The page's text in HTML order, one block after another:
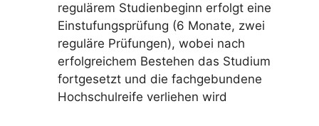
regulärem Studienbeginn erfolgt eine
Einstufungsprüfung (6 Monate, zwei
reguläre Prüfungen), wobei nach
erfolgreichem Bestehen das Studium
fortgesetzt und die fachgebundene
Hochschulreife verliehen wird